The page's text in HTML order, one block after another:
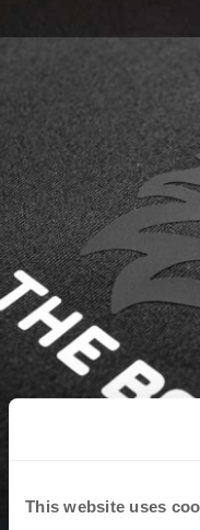
This website uses
ECOMARK
dehnbar und
Beständigkeit